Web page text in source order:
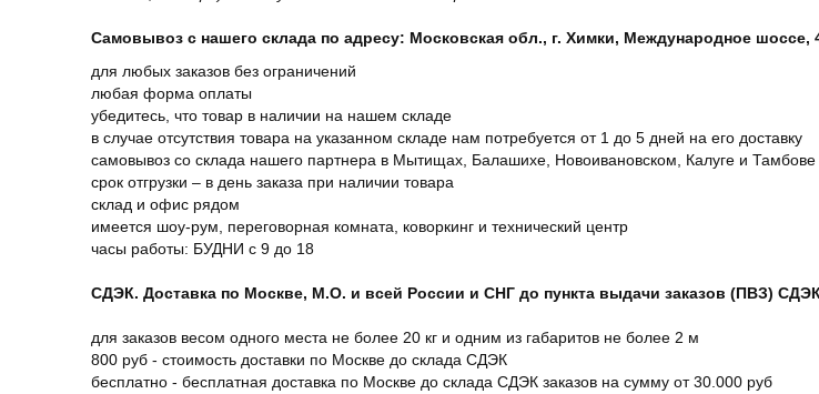
Самовывоз с нашего склада по адресу: Московская обл., г. Химки, Международное шоссе,
для любых заказов без ограничений
любая форма оплаты
убедитесь, что товар в наличии на нашем складе
в случае отсутствия товара на указанном складе нам потребуется от 1 до 5 дней на его доставку
самовывоз со склада нашего партнера в Мытищах, Балашихе, Новоивановском, Калуге и Тамбове
срок отгрузки – в день заказа при наличии товара
склад и офис рядом
имеется шоу-рум, переговорная комната, коворкинг и технический центр
часы работы: БУДНИ с 9 до 18
СДЭК. Доставка по Москве, М.О. и всей России и СНГ до пункта выдачи заказов (ПВЗ)
для заказов весом одного места не более 20 кг и одним из габаритов не более 2 м
800 руб - стоимость доставки по Москве до склада СДЭК
бесплатно - бесплатная доставка по Москве до склада СДЭК заказов на сумму от 30.000 руб